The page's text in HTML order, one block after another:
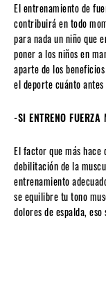
El entrenamiento de
contribuirá en todo
para nada un niño que
poner a los niños en
aparte de los
el deporte cuánto
-SI ENTRENO FUERZA
El factor que más hace
debilitación de la
entrenamiento
se equilibre tu tono
dolores de espalda,